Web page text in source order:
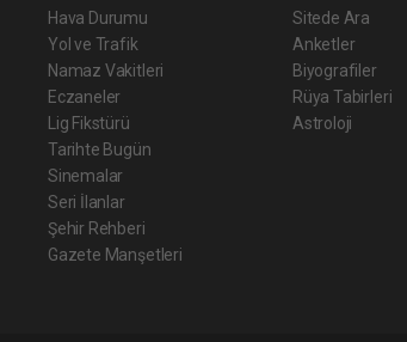
Hava Durumu
Yol ve Trafik
Namaz Vakitleri
Eczaneler
Lig Fikstürü
Tarihte Bugün
Sinemalar
Seri İlanlar
Şehir Rehberi
Gazete Manşetleri
Sitede Ara
Anketler
Biyografiler
Rüya Tabirleri
Astroloji